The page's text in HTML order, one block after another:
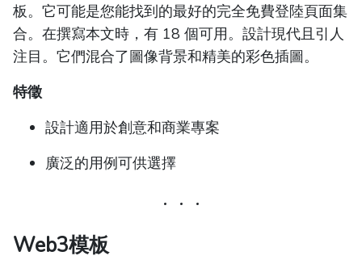
板。它可能是您能找到的最好的完全免費登陸頁面集
合。在撰寫本文時，有 18 個可用。設計現代且引人
注目。它們混合了圖像背景和精美的彩色插圖。
特徵
設計適用於創意和商業專案
廣泛的用例可供選擇
Web3模板